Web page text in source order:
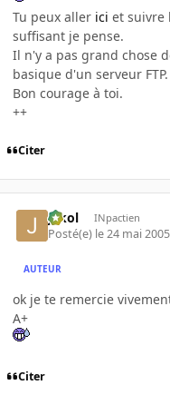
Tu peux aller ici et suivre
suffisant je pense.
Il n'y a pas grand chose
basique d'un serveur FTP.
Bon courage à toi.
++
Citer
jakol INpactien
Posté(e) le 24 mai 2005
AUTEUR
ok je te remercie
A+
Citer